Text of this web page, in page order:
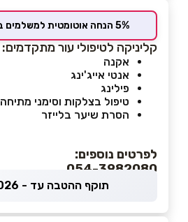
5% הנחה אוטומטית למשלמים בכרטיס המועדון
קליניקה לטיפולי עור מתקדמים:
אקנה
אנטי אייג'ינג
פילינג
טיפול בצלקות וסימני מתיחה
הסרת שיער בלייזר
לפרטים נוספים:
054-3982080
תוקף ההטבה עד - 09.09.2026